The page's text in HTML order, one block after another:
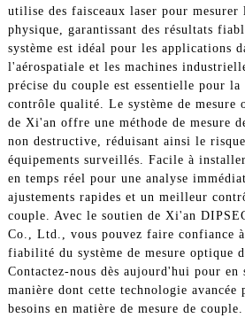
utilise des faisceaux laser pour mesurer
physique, garantissant des résultats
système est idéal pour les applications
l'aérospatiale et les machines
précise du couple est essentielle pour
contrôle qualité. Le système de mesure
de Xi'an offre une méthode de mesure
non destructive, réduisant ainsi le
équipements surveillés. Facile à
en temps réel pour une analyse
ajustements rapides et un meilleur
couple. Avec le soutien de Xi'an
Co., Ltd., vous pouvez faire confiance
fiabilité du système de mesure optique
Contactez-nous dès aujourd'hui pour
manière dont cette technologie avancée
besoins en matière de mesure de couple.